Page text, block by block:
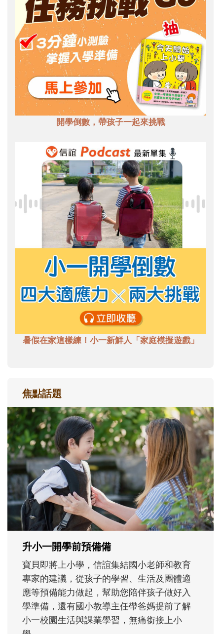
開學倒數，帶孩子一起來挑戰
暑假在家這樣練！小一新鮮人「家庭模擬遊戲」
焦點話題
和孩子一起長大的那個男人│讀懂父親的
不同模樣
沒有人天生就擅長當爸爸！男人總是在一次
次「前所未有」的體驗中，跟著孩子一起長
大。從給予安全感的肢體遊戲，到獨立自
主、角色認同及解決問題的能力養成。爸爸
正嘗試用不同的模樣，參與孩子每個重要的